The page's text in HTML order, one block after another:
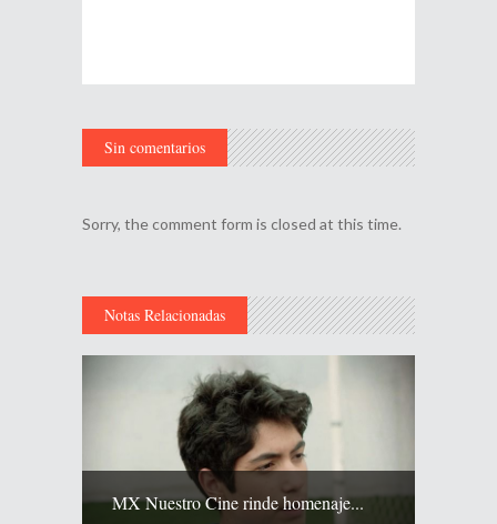
Sin comentarios
Sorry, the comment form is closed at this time.
Notas Relacionadas
MX Nuestro Cine rinde homenaje...